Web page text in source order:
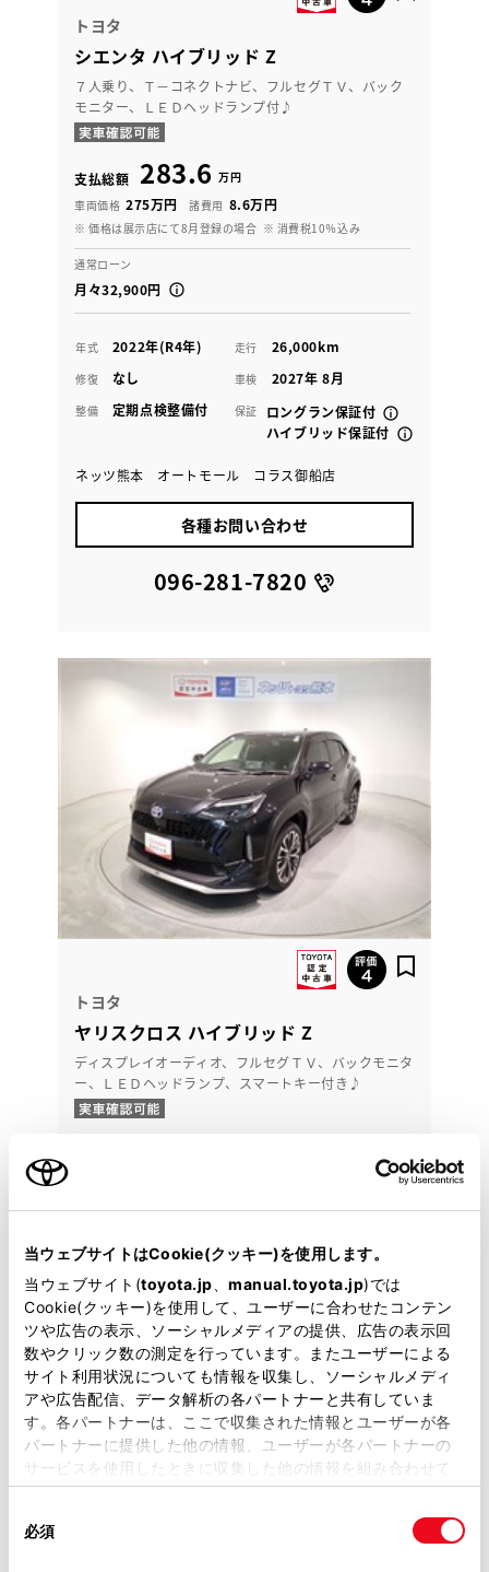
当ウェブサイトはCookie(クッキー)を使用します。
当ウェブサイト(toyota.jp manual.toyota.jp)では
Cookie(クッキー)を使用して、ユーザーに合わせたコンテン
ツや広告の表示、ソーシャルメディアの提供、広告の表示回
数やクリック数の測定を行っています。またユーザーによる
サイト利用状況についても情報を収集し、ソーシャルメディ
アや広告配信、データ解析の各パートナーと共有していま
す。各パートナーは、ここで収集された情報とユーザーが各
パートナーに提供した他の情報、ユーザーが各パートナーの
サービスを使用したときに収集した他の情報を組み合わせて
使用することがあります。当ウェブサイトの使用を続行する
必須
トヨタ
シエンタ ハイブリッド Z
７人乗り、Ｔ－コネクトナビ、フルセグＴＶ、バック
モニター、ＬＥＤヘッドランプ付♪
支払総額 283.6 万円
車両価格 275万円 諸費用 8.6万円
※ 価格は展示店にて8月登録の場合 ※ 消費税10％込み
通常ローン
月々32,900円
年式 2022年(R4年) 走行 26,000km
修復 なし 車検 2027年 8月
整備 定期点検整備付 保証
ロングラン保証付
ハイブリッド保証付
ネッツ熊本 オートモール コラス御船店
各種お問い合わせ
096-281-7820
トヨタ
ヤリスクロス ハイブリッド Z
ディスプレイオーディオ、フルセグＴＶ、バックモニタ
ー、ＬＥＤヘッドランプ、スマートキー付き♪
月々27,800円
年式 2021年(R3年) 走行 59,000km
修復 なし 車検 2026年 12月
整備 定期点検整備付 保証 ロングラン保証付
ハイブリッド保証付
ネッツ熊本 オートモール コラス御船店